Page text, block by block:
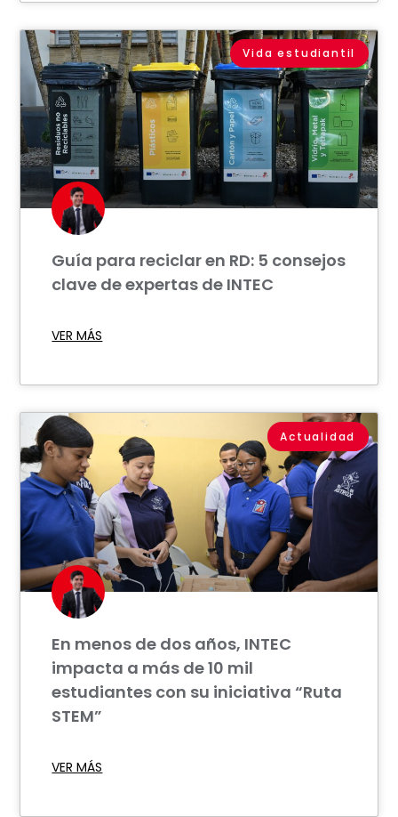
Vida estudiantil
Guía para reciclar en RD: 5 consejos
clave de expertas de INTEC
VER MÁS
Actualidad
En menos de dos años, INTEC
impacta a más de 10 mil
estudiantes con su iniciativa “Ruta
STEM”
VER MÁS